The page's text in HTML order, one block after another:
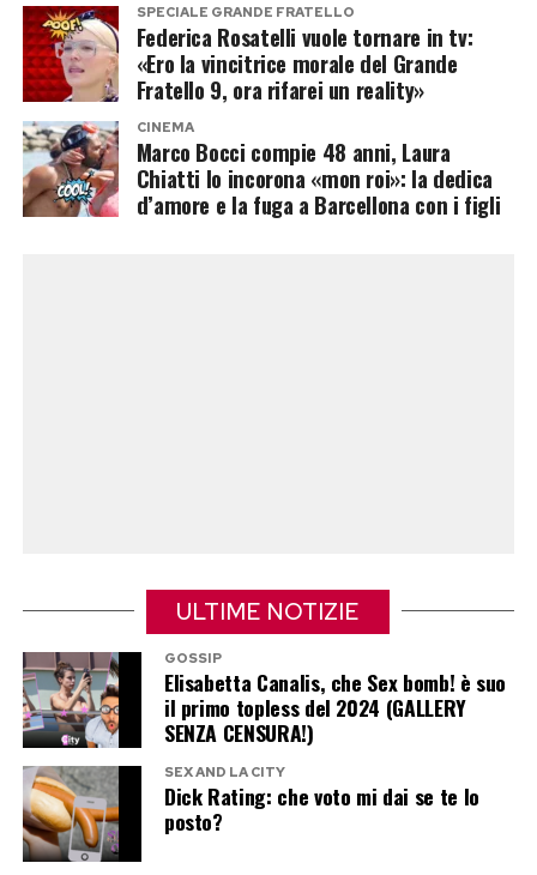
anche ai cambiamenti della vita, trasformando
un rapporto nato da un matrimonio in un affetto
destinato a durare negli anni.
Post Views: 429
SPECIALE GRANDE FRATELLO
Federica Rosatelli vuole tornare in tv:
«Ero la vincitrice morale del Grande
Fratello 9, ora rifarei un reality»
CINEMA
Marco Bocci compie 48 anni, Laura
Chiatti lo incorona «mon roi»: la dedica
d’amore e la fuga a Barcellona con i figli
ULTIME NOTIZIE
GOSSIP
Elisabetta Canalis, che Sex bomb! è suo
il primo topless del 2024 (GALLERY
SENZA CENSURA!)
SEX AND LA CITY
Dick Rating: che voto mi dai se te lo
posto?